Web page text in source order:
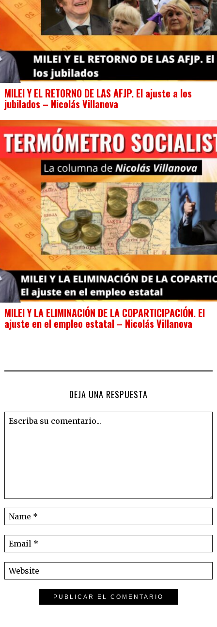
MILEI Y EL RETORNO DE LAS AFJP. El ajuste a los
jubilados – Nicolás Villanova
MILEI Y LA ELIMINACIÓN DE LA COPARTICIPACIÓN. El
ajuste en el empleo estatal – Nicolás Villanova
DEJA UNA RESPUESTA